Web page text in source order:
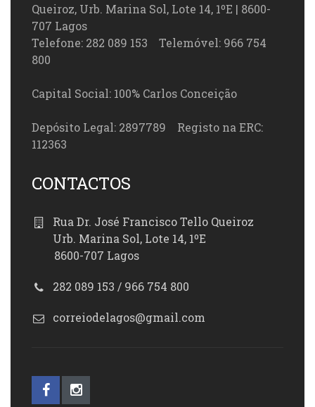
Queiroz, Urb. Marina Sol, Lote 14, 1ºE | 8600-
707 Lagos
Telefone: 282 089 153 Telemóvel: 966 754
800
Capital Social: 100% Carlos Conceição
Depósito Legal: 2897789 Registo na ERC:
112363
CONTACTOS
Rua Dr. José Francisco Tello Queiroz
Urb. Marina Sol, Lote 14, 1ºE
8600-707 Lagos
282 089 153 / 966 754 800
correiodelagos@gmail.com